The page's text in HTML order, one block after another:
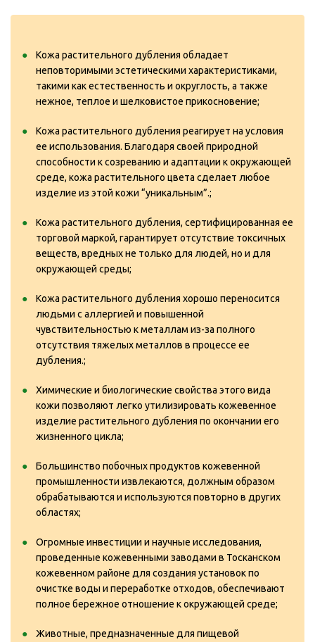
Кожа растительного дубления обладает
неповторимыми эстетическими характеристиками,
такими как естественность и округлость, а также
нежное, теплое и шелковистое прикосновение;
Кожа растительного дубления реагирует на условия
ее использования. Благодаря своей природной
способности к созреванию и адаптации к окружающей
среде, кожа растительного цвета сделает любое
изделие из этой кожи “уникальным”.;
Кожа растительного дубления, сертифицированная ее
торговой маркой, гарантирует отсутствие токсичных
веществ, вредных не только для людей, но и для
окружающей среды;
Кожа растительного дубления хорошо переносится
людьми с аллергией и повышенной
чувствительностью к металлам из-за полного
отсутствия тяжелых металлов в процессе ее
дубления.;
Химические и биологические свойства этого вида
кожи позволяют легко утилизировать кожевенное
изделие растительного дубления по окончании его
жизненного цикла;
Большинство побочных продуктов кожевенной
промышленности извлекаются, должным образом
обрабатываются и используются повторно в других
областях;
Огромные инвестиции и научные исследования,
проведенные кожевенными заводами в Тосканском
кожевенном районе для создания установок по
очистке воды и переработке отходов, обеспечивают
полное бережное отношение к окружающей среде;
Животные, предназначенные для пищевой